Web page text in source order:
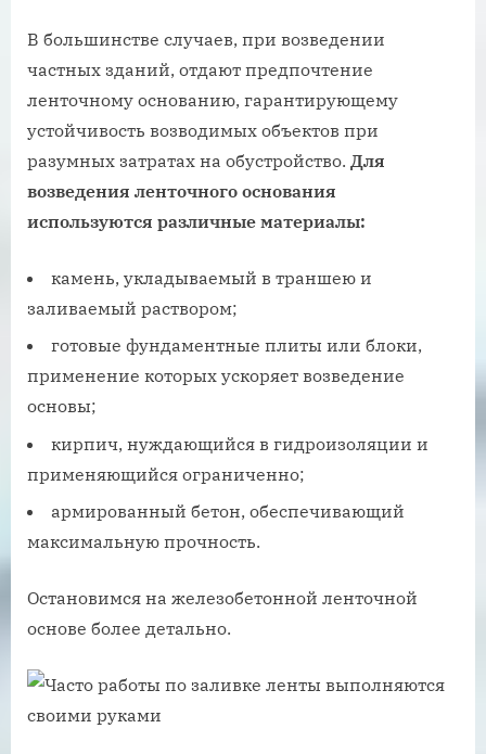
В большинстве случаев, при возведении
частных зданий, отдают предпочтение
ленточному основанию, гарантирующему
устойчивость возводимых объектов при
разумных затратах на обустройство. Для
возведения ленточного основания
используются различные материалы:
камень, укладываемый в траншею и
заливаемый раствором;
готовые фундаментные плиты или блоки,
применение которых ускоряет возведение
основы;
кирпич, нуждающийся в гидроизоляции и
применяющийся ограниченно;
армированный бетон, обеспечивающий
максимальную прочность.
Остановимся на железобетонной ленточной
основе более детально.